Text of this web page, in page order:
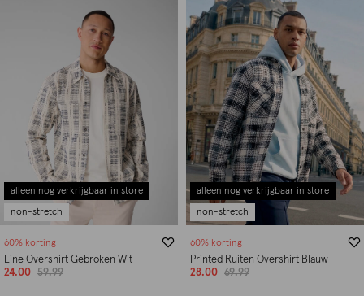
alleen nog verkrijgbaar in store
non-stretch
60% korting
Line Overshirt Gebroken Wit
24.00
59.99
alleen nog verkrijgbaar in store
non-stretch
60% korting
Printed Ruiten Overshirt Blauw
28.00
69.99